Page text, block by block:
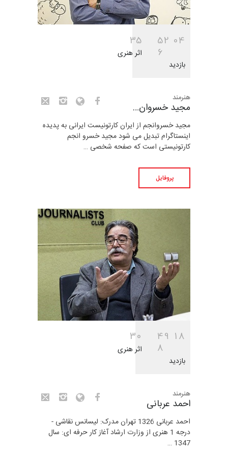
52 04
6
بازدید
35
اثر هنری
هنرمند
مجید خسروان…
مجید خسروانجم از ایران کارتونیست ایرانی به پدیده
اینستاگرام تبدیل می شود مجید خسرو انجم
کارتونیستی است که صفحه شخصی …
پروفایل
49 18
8
بازدید
30
اثر هنری
هنرمند
احمد عربانی
احمد عربانی 1326 تهران مدرک: لیسانس نقاشی -
درجه 1 هنری از وزارت ارشاد آغاز کار حرفه ای: سال
1347 …